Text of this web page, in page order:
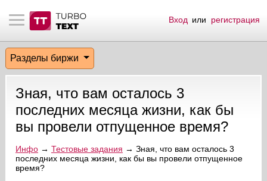
материалы
биржи
пользователи
эфир
на сайте
сообщения
по форуму
Вход или регистрация
Разделы биржи
Зная, что вам осталось 3
последних месяца жизни, как бы
вы провели отпущенное время?
Инфо→ Тестовые задания → Зная, что вам осталось 3
последних месяца жизни, как бы вы провели отпущенное
время?